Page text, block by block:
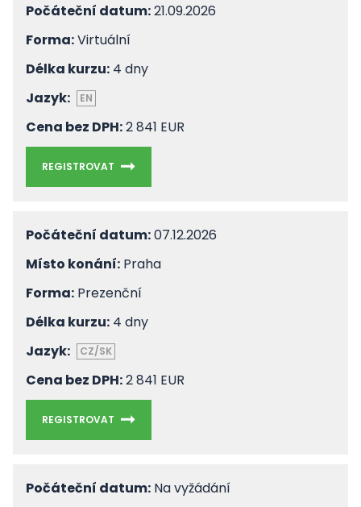
Počáteční datum:21.09.2026
Forma:Virtuální
Délka kurzu: 4 dny
Jazyk:
EN
Cena bez DPH:2 841 EUR
REGISTROVAT
Počáteční datum:07.12.2026
Místo konání: Praha
Forma: Prezenční
Délka kurzu: 4 dny
Jazyk:
CZ/SK
Cena bez DPH:2 841 EUR
REGISTROVAT
Počáteční datum: Na vyžádání